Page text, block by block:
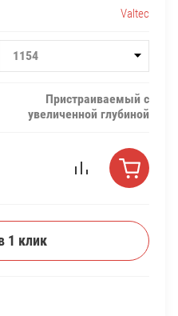
Valtec
1154
Пристраиваемый с
увеличенной глубиной
1 клик